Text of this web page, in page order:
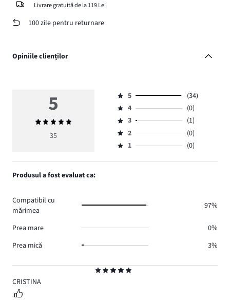
Livrare gratuită de la 119 Lei
100 zile pentru returnare
Opiniile clienților
5
CRISTINA
5
Evaluarea
medie
35
Evaluare
5,
numărul
de
voturi
34.
5
(34)
Evaluare
4,
numărul
de
0.
4
(0)
Evaluare
3,
numărul
3
(1)
Evaluare
2,
2
(0)
Evaluare
1,
1 (0)
Produsul a fost evaluat ca:
Compatibil cu
mărimea
97%
Prea mare
0%
Prea mică
3%